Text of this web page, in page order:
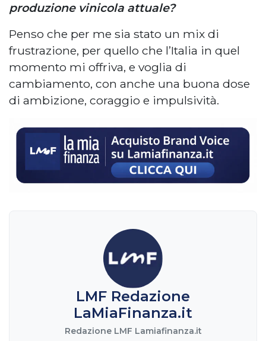
produzione vinicola attuale?
Penso che per me sia stato un mix di
frustrazione, per quello che l’Italia in quel
momento mi offriva, e voglia di
cambiamento, con anche una buona dose
di ambizione, coraggio e impulsività.
LMF Redazione
LaMiaFinanza.it
Redazione LMF Lamiafinanza.it